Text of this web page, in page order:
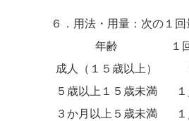
６．用法・用量：次の１
年齢
１
成人（１５歳以上）
５歳以上１５歳未満
３か月以上５歳未満